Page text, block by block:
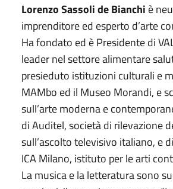
Lorenzo Sassoli de Bianchi è
imprenditore ed esperto d’arte
Ha fondato ed è Presidente di
leader nel settore alimentare
presieduto istituzioni culturali e
MAMbo ed il Museo Morandi, e
sull’arte moderna e
di Auditel, società di rilevazione
sull’ascolto televisivo italiano, e
ICA Milano, istituto per le arti
La musica e la letteratura sono